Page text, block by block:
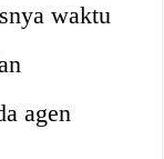
waktu
agen